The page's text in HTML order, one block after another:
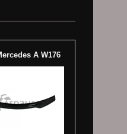
A W176